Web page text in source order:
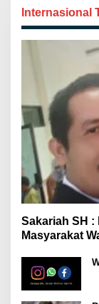
Internasional
Sakariah SH
Masyarakat